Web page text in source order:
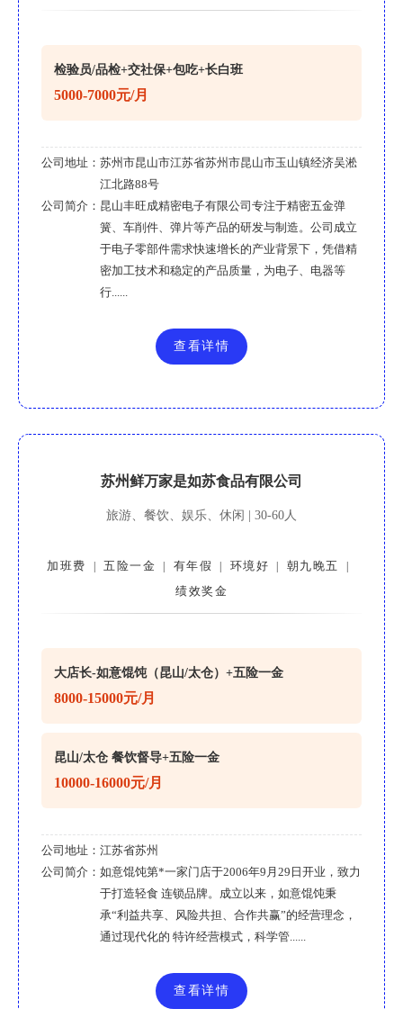
检验员/品检+交社保+包吃+长白班
5000-7000元/月
公司地址： 苏州市昆山市江苏省苏州市昆山市玉山镇经济吴淞
江北路88号
公司简介： 昆山丰旺成精密电子有限公司专注于精密五金弹
簧、车削件、弹片等产品的研发与制造。公司成立
于电子零部件需求快速增长的产业背景下，凭借精
密加工技术和稳定的产品质量，为电子、电器等
行......
查看详情
苏州鲜万家是如苏食品有限公司
旅游、餐饮、娱乐、休闲 | 30-60人
加班费 | 五险一金 | 有年假 | 环境好 | 朝九晚五 |
绩效奖金
大店长-如意馄饨（昆山/太仓）+五险一金
8000-15000元/月
昆山/太仓 餐饮督导+五险一金
10000-16000元/月
公司地址： 江苏省苏州
公司简介： 如意馄饨第*一家门店于2006年9月29日开业，致力
于打造轻食 连锁品牌。成立以来，如意馄饨秉
承“利益共享、风险共担、合作共赢”的经营理念，
通过现代化的 特许经营模式，科学管......
查看详情